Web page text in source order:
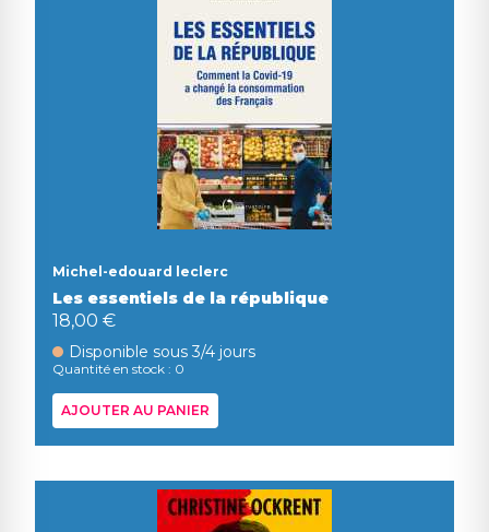
Michel-edouard leclerc
Les essentiels de la république
18,00 €
Disponible sous 3/4 jours
Quantité en stock : 0
AJOUTER AU PANIER